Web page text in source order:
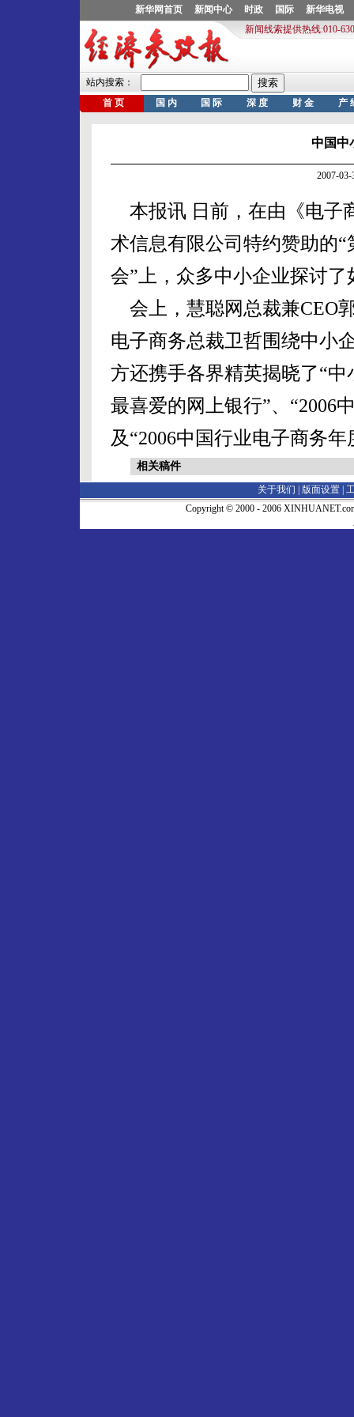
中国中
2007-
本报讯 日前，在由《电子
术信息有限公司特约赞助的
会”上，众多中小企业探讨
会上，慧聪网总裁兼CEO
电子商务总裁卫哲围绕中小
方还携手各界精英揭晓了“
最喜爱的网上银行”、“2006
及“2006中国行业电子商务
相关稿件
关于我们 | 版面设置
Copyright © 2000 - 2006